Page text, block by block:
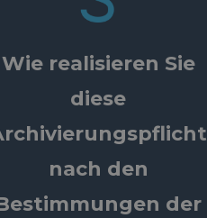
Wie realisieren Sie
diese
nach den
der